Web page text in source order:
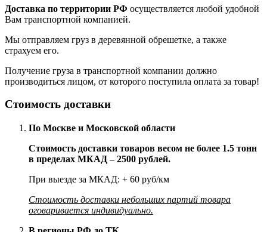
Доставка по территории РФ осуществляется любой удобной
Вам транспортной компанией.
Мы отправляем груз в деревянной обрешетке, а также
страхуем его.
Получение груза в транспортной компании должно
производиться лицом, от которого поступила оплата за товар!
Стоимость доставки
По Москве и Московской области
Стоимость доставки товаров весом не более 1.5 тонн
в пределах МКАД – 2500 рублей.
При выезде за МКАД: + 60 руб/км
Стоимость доставки небольших партий товара
оговаривается индивидуально.